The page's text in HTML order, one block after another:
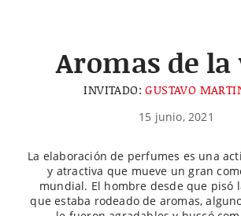
Aromas de
INVITADO:GUSTAVO
15 junio, 2021
La elaboración de perfumes es una
y atractiva que mueve un gran
mundial. El hombre desde que pisó
que estaba rodeado de aromas,